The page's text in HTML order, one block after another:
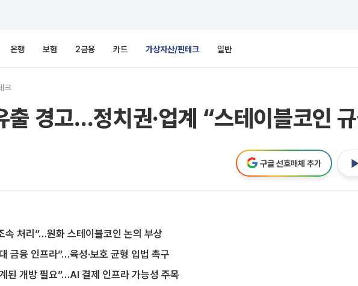
은행 보험 2금융 카드 가상자산/핀테크 일반
크
경고…정치권·업계 “스테이블코인
구글 선호매체 추가
속 처리”…원화 스테이블코인 논의 부상
금융 인프라”…육성·보호 균형 입법 촉구
된 개방 필요”…AI 결제 인프라 가능성 주목